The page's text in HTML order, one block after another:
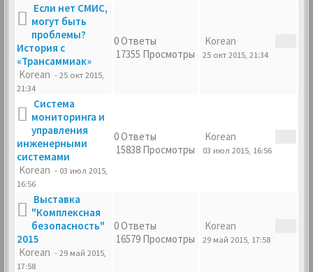
Если нет СМИС,
могут быть
проблемы?
История с
«Трансаммиак»
Korean - 25 окт 2015,
21:34
0 Ответы
17355 Просмотры
Korean
25 окт 2015, 21:34
Cистема
мониторинга и
управления
инженерными
системами
Korean - 03 июл 2015,
16:56
0 Ответы
15838 Просмотры
Korean
03 июл 2015, 16:56
Выставка
"Комплексная
безопасность"
2015
Korean - 29 май 2015,
17:58
0 Ответы
16579 Просмотры
Korean
29 май 2015, 17:58